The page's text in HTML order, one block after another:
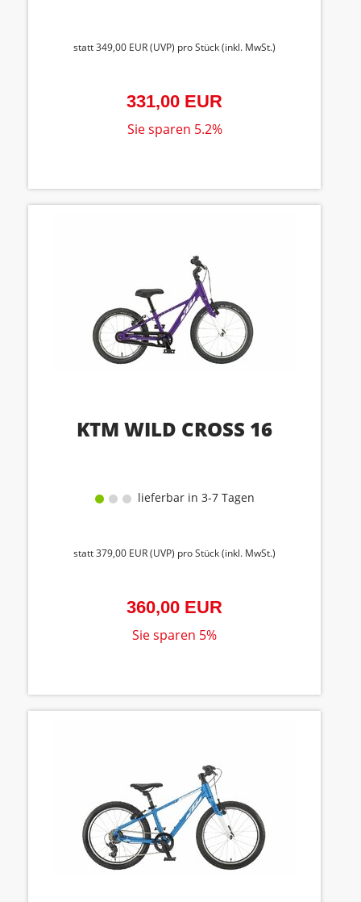
statt349,00 EUR(UVP) pro Stück (inkl. MwSt.)
331,00 EUR
Sie sparen 5.2%
KTM WILD CROSS 16
lieferbar in 3-7 Tagen
statt379,00 EUR(UVP) pro Stück (inkl. MwSt.)
360,00 EUR
Sie sparen 5%